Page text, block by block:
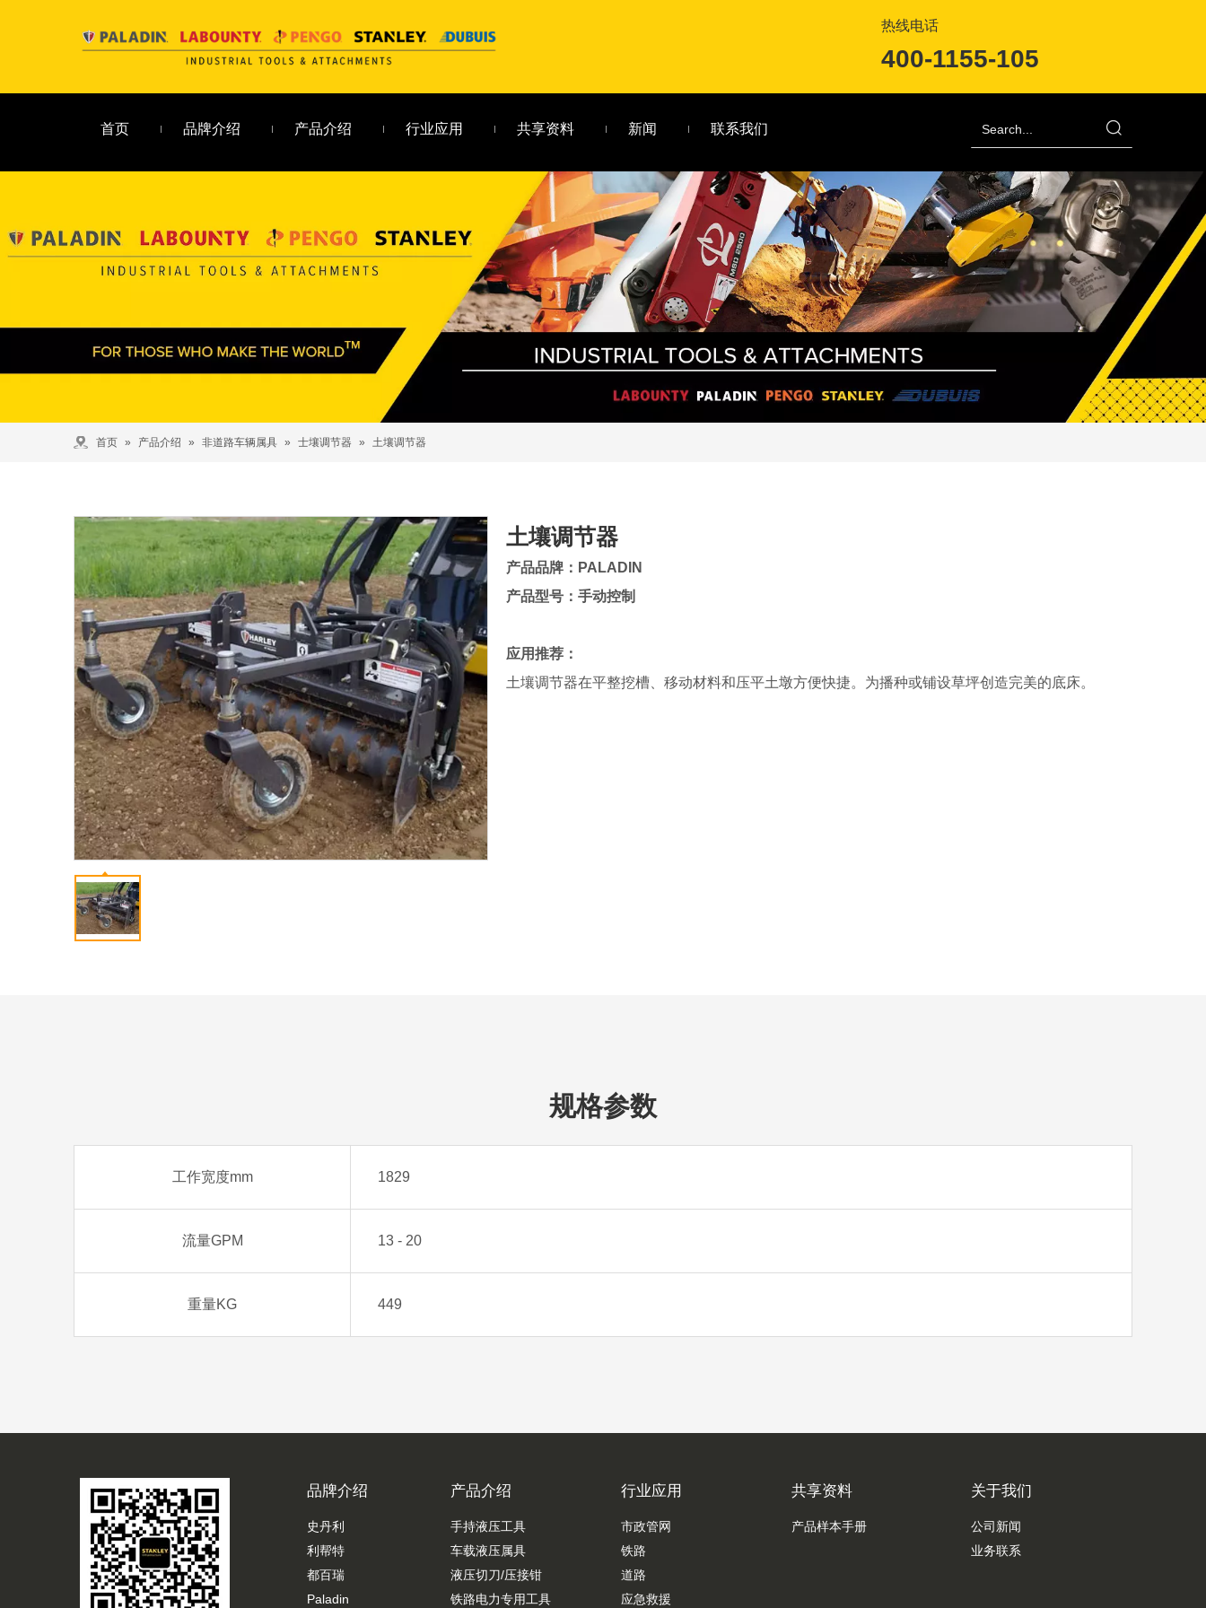
热线电话
400-1155-105
首页 品牌介绍 产品介绍 行业应用 共享资料 新闻 联系我们
首页 » 产品介绍 » 非道路车辆属具 » 士壤调节器 » 土壤调节器
土壤调节器
产品品牌：PALADIN
产品型号：手动控制
应用推荐：
土壤调节器在平整挖槽、移动材料和压平土墩方便快捷。为播种或铺设草坪创造完美的底床。
规格参数
工作宽度mm 1829
流量GPM 13 - 20
重量KG 449
品牌介绍
史丹利
利帮特
都百瑞
Paladin
产品介绍
手持液压工具
车载液压属具
液压切刀/压接钳
铁路电力专用工具
行业应用
市政管网
铁路
道路
应急救援
共享资料
产品样本手册
关于我们
公司新闻
业务联系